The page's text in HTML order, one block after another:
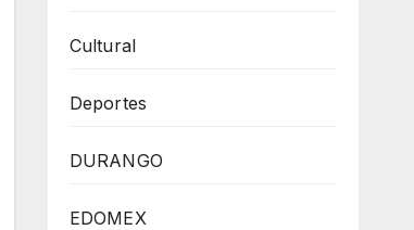
Cultural
Deportes
DURANGO
EDOMEX